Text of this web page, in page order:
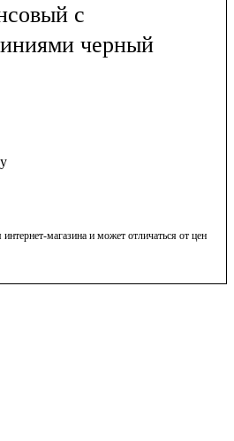
с
черный
магазина и может отличаться от цен